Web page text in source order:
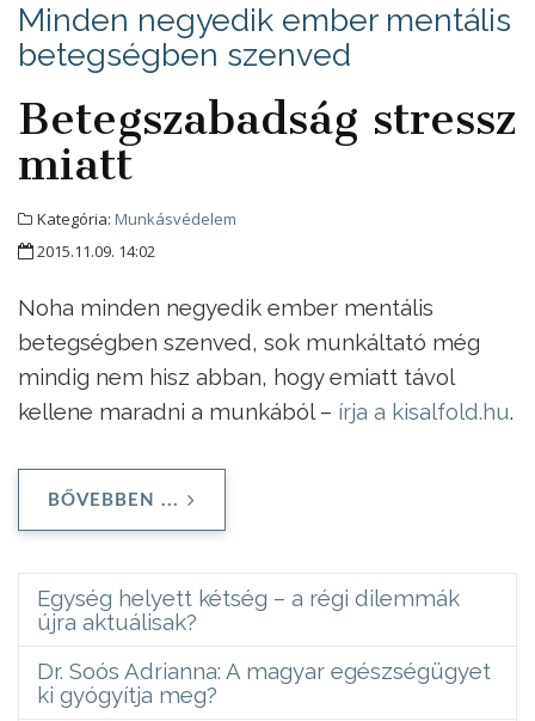
Minden negyedik ember mentális
betegségben szenved
Betegszabadság stressz
miatt
Kategória: Munkásvédelem
2015.11.09. 14:02
Noha minden negyedik ember mentális
betegségben szenved, sok munkáltató még
mindig nem hisz abban, hogy emiatt távol
kellene maradni a munkából – írja a kisalfold.hu.
BŐVEBBEN ...
Egység helyett kétség – a régi dilemmák
újra aktuálisak?
Dr. Soós Adrianna: A magyar egészségügyet
ki gyógyítja meg?